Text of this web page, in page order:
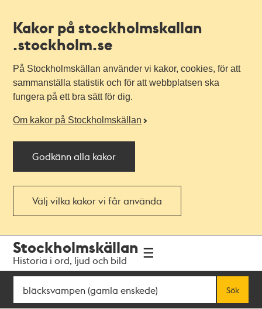
Kakor på stockholmskallan
.stockholm.se
På Stockholmskällan använder vi kakor, cookies, för att
sammanställa statistik och för att webbplatsen ska
fungera på ett bra sätt för dig.
Om kakor på Stockholmskällan
Godkänn alla kakor
Välj vilka kakor vi får använda
navigationen
huvudinnehållet
Stockholmskällan
Historia i ord, ljud och bild
Sök
Sök